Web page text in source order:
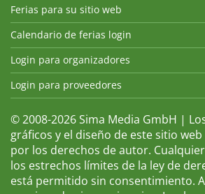
Ferias para su sitio web
Calendario de ferias login
Login para organizadores
Login para proveedores
© 2008-2026 Sima Media GmbH |
gráficos y el diseño de este sitio
por los derechos de autor.
los estrechos límites de la ley de
está permitido sin consentimiento.